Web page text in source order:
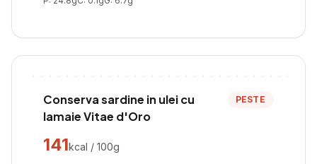
Conserva sardine in ulei cu
lamaie Vitae d'Oro
PESTE
141kcal / 100g